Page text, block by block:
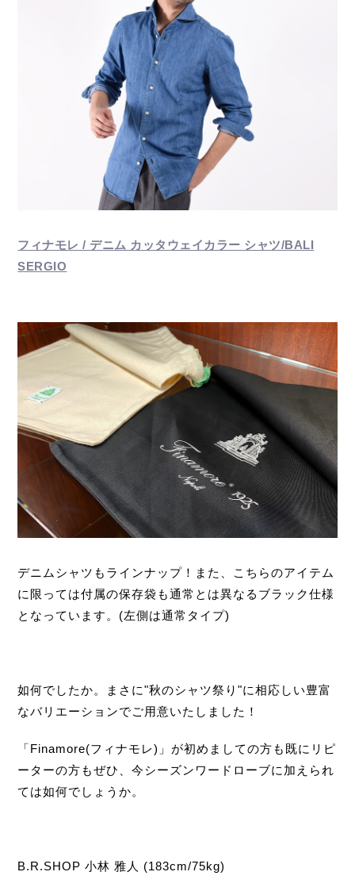
フィナモレ / デニム カッタウェイカラー シャツ/BALI
SERGIO
デニムシャツもラインナップ！また、こちらのアイテム
に限っては付属の保存袋も通常とは異なるブラック仕様
となっています。(左側は通常タイプ)
如何でしたか。まさに"秋のシャツ祭り"に相応しい豊富
なバリエーションでご用意いたしました！
「Finamore(フィナモレ)」が初めましての方も既にリピ
ーターの方もぜひ、今シーズンワードローブに加えられ
ては如何でしょうか。
B.R.SHOP 小林 雅人 (183cm/75kg)